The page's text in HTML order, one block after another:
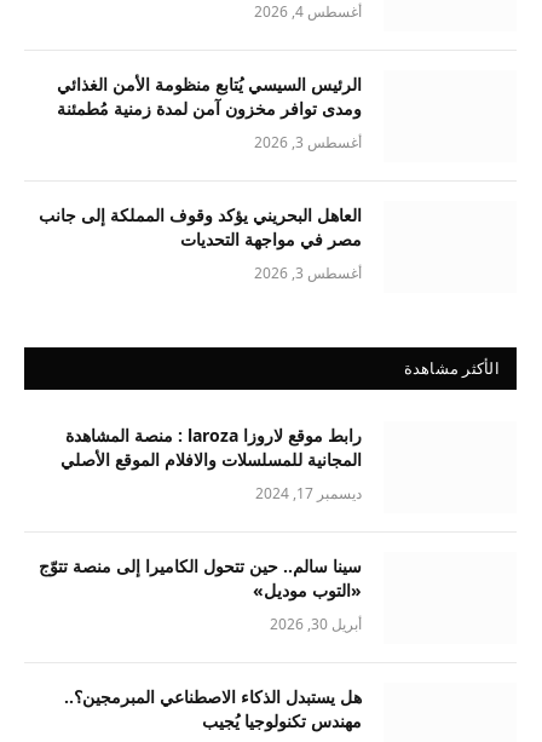
أغسطس 4, 2026
الرئيس السيسي يُتابع منظومة الأمن الغذائي
ومدى توافر مخزون آمن لمدة زمنية مُطمئنة
أغسطس 3, 2026
العاهل البحريني يؤكد وقوف المملكة إلى جانب
مصر في مواجهة التحديات
أغسطس 3, 2026
الأكثر مشاهدة
رابط موقع لاروزا laroza : منصة المشاهدة
المجانية للمسلسلات والافلام الموقع الأصلي
ديسمبر 17, 2024
سينا سالم.. حين تتحول الكاميرا إلى منصة تتوّج
«التوب موديل»
أبريل 30, 2026
هل يستبدل الذكاء الاصطناعي المبرمجين؟..
مهندس تكنولوجيا يُجيب